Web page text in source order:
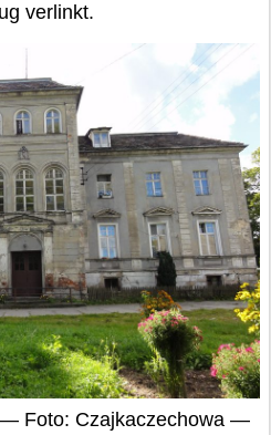
verlinkt.
Foto: Czajkaczechowa —